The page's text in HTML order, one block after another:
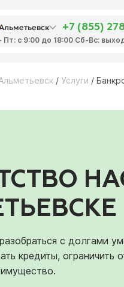
+7 (855)
Пт: с 9:00 до 18:00 Сб-Вс:
/ Услуги /
с долгами
кредиты, ограничить